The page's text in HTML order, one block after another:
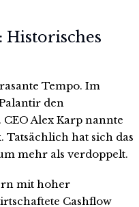
Historisches
Tempo. Im
den
Alex Karp nannte
Tatsächlich hat sich das
mehr als verdoppelt.
mit hoher
Cashflow